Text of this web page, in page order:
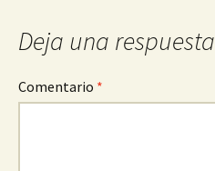
Deja una respuesta
Comentario *